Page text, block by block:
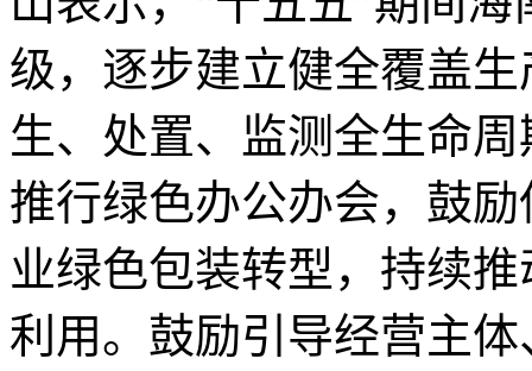
级，逐步建立健全覆盖
生、处置、监测全生命
推行绿色办公办会，鼓
业绿色包装转型，持续
利用。鼓励引导经营主